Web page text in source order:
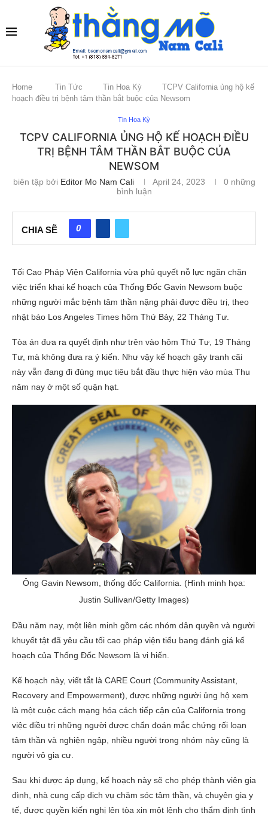
Home Tin Tức Tin Hoa Kỳ
TCPV California ủng hộ kế
hoạch điều trị bệnh tâm thần bắt buộc của Newsom
Tin Hoa Kỳ
TCPV CALIFORNIA ỦNG HỘ KẾ HOẠCH ĐIỀU
TRỊ BỆNH TÂM THẦN BẮT BUỘC CỦA
NEWSOM
biên tập bởi Editor Mo Nam Cali April 24, 2023
0 những
bình luận
CHIA SẼ 0
Tối Cao Pháp Viện California vừa phủ quyết nỗ lực ngăn chặn
việc triển khai kế hoạch của Thống Đốc Gavin Newsom buộc
những người mắc bệnh tâm thần nặng phải được điều trị, theo
nhật báo Los Angeles Times hôm Thứ Bảy, 22 Tháng Tư.
Tòa án đưa ra quyết định như trên vào hôm Thứ Tư, 19 Tháng
Tư, mà không đưa ra ý kiến. Như vậy kế hoạch gây tranh cãi
này vẫn đang đi đúng mục tiêu bắt đầu thực hiện vào mùa Thu
năm nay ở một số quận hạt.
Ông Gavin Newsom, thống đốc California. (Hình minh họa:
Justin Sullivan/Getty Images)
Đầu năm nay, một liên minh gồm các nhóm dân quyền và người
khuyết tật đã yêu cầu tối cao pháp viện tiểu bang đánh giá kế
hoạch của Thống Đốc Newsom là vi hiến.
Kế hoạch này, viết tắt là CARE Court (Community Assistant,
Recovery and Empowerment), được những người ủng hộ xem
là một cuộc cách mạng hóa cách tiếp cận của California trong
việc điều trị những người được chẩn đoán mắc chứng rối loạn
tâm thần và nghiện ngập, nhiều người trong nhóm này cũng là
người vô gia cư.
Sau khi được áp dụng, kế hoạch này sẽ cho phép thành viên gia
đình, nhà cung cấp dịch vụ chăm sóc tâm thần, và chuyên gia y
tế, được quyền kiến nghị lên tòa xin một lệnh cho thẩm định tình